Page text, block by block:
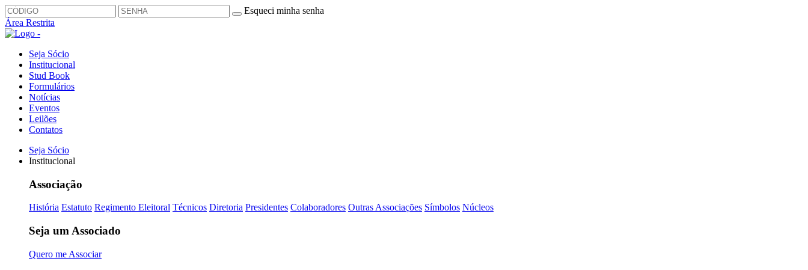
Esqueci minha senha
Área Restrita
Seja Sócio
Institucional
Stud Book
Formulários
Notícias
Eventos
Leilões
Contatos
Seja Sócio
Institucional
Associação
História Estatuto Regimento Eleitoral Técnicos Diretoria Presidentes Colaboradores Outras Associações Símbolos Núcleos
Seja um Associado
Quero me Associar